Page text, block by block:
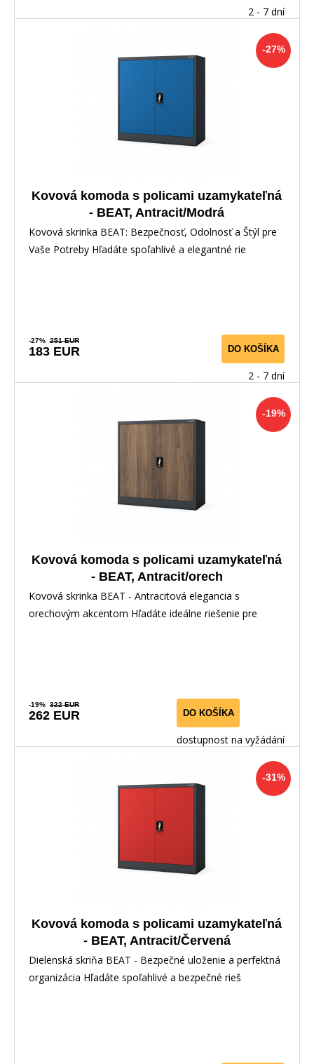
2 - 7 dní
-27%
Kovová komoda s policami uzamykateľná
- BEAT, Antracit/Modrá
Kovová skrinka BEAT: Bezpečnosť, Odolnosť a Štýl pre
Vaše Potreby Hľadáte spoľahlivé a elegantné rie
-27% 251 EUR
183 EUR DO KOŠÍKA
2 - 7 dní
-19%
Kovová komoda s policami uzamykateľná
- BEAT, Antracit/orech
Kovová skrinka BEAT - Antracitová elegancia s
orechovým akcentom Hľadáte ideálne riešenie pre
-19% 322 EUR
262 EUR DO KOŠÍKA
dostupnost na vyžádání
-31%
Kovová komoda s policami uzamykateľná
- BEAT, Antracit/Červená
Dielenská skriňa BEAT - Bezpečné uloženie a perfektná
organizácia Hľadáte spoľahlivé a bezpečné rieš